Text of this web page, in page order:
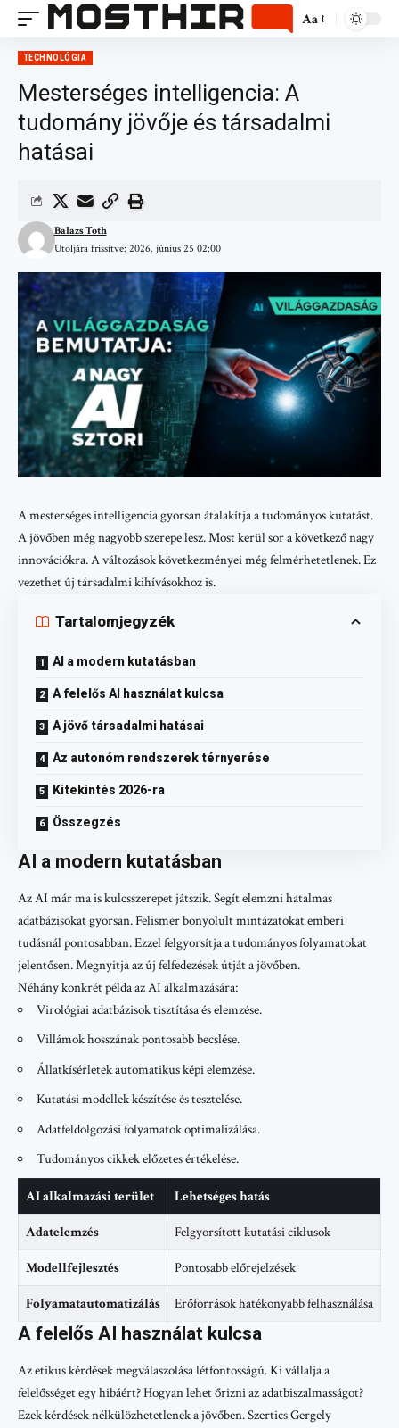
Aa
TECHNOLÓGIA
Mesterséges intelligencia: A
tudomány jövője és társadalmi
hatásai
Utoljára frissítve: 2026. június 25 02:00
Balazs Toth
A mesterséges intelligencia gyorsan átalakítja a tudományos kutatást.
A jövőben még nagyobb szerepe lesz. Most kerül sor a következő nagy
innovációkra. A változások következményei még felmérhetetlenek. Ez
vezethet új társadalmi kihívásokhoz is.
Tartalomjegyzék
AI a modern kutatásban
A felelős AI használat kulcsa
A jövő társadalmi hatásai
Az autonóm rendszerek térnyerése
Kitekintés 2026-ra
Összegzés
AI a modern kutatásban
Az AI már ma is kulcsszerepet játszik. Segít elemzni hatalmas
adatbázisokat gyorsan. Felismer bonyolult mintázatokat emberi
tudásnál pontosabban. Ezzel felgyorsítja a tudományos folyamatokat
jelentősen. Megnyitja az új felfedezések útját a jövőben.
Néhány konkrét példa az AI alkalmazására:
Virológiai adatbázisok tisztítása és elemzése.
Villámok hosszának pontosabb becslése.
Állatkísérletek automatikus képi elemzése.
Kutatási modellek készítése és tesztelése.
Adatfeldolgozási folyamatok optimalizálása.
Tudományos cikkek előzetes értékelése.
AI alkalmazási terület Lehetséges hatás
Adatelemzés Felgyorsított kutatási ciklusok
Modellfejlesztés Pontosabb előrejelzések
Folyamatautomatizálás Erőforrások hatékonyabb felhasználása
A felelős AI használat kulcsa
Az etikus kérdések megválaszolása létfontosságú. Ki vállalja a
felelősséget egy hibáért? Hogyan lehet őrizni az adatbiszalmasságot?
Ezek kérdések nélkülözhetetlenek a jövőben. Szertics Gergely